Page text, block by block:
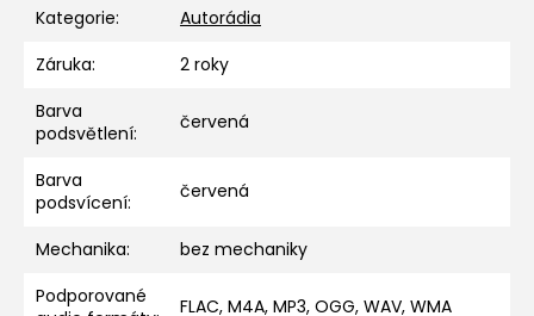
Kategorie:
Autorádia
Záruka:
2 roky
Barva
podsvětlení: červená
Barva
podsvícení: červená
Mechanika:
bez mechaniky
Podporované
FLAC, M4A, MP3, OGG, WAV, WMA